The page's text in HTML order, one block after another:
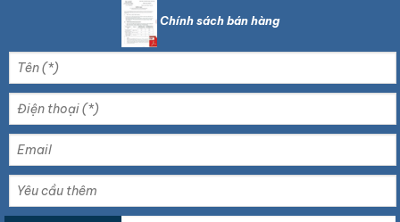
Chính sách bán hàng